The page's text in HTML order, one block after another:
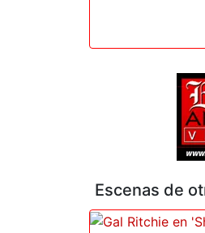
Escenas de